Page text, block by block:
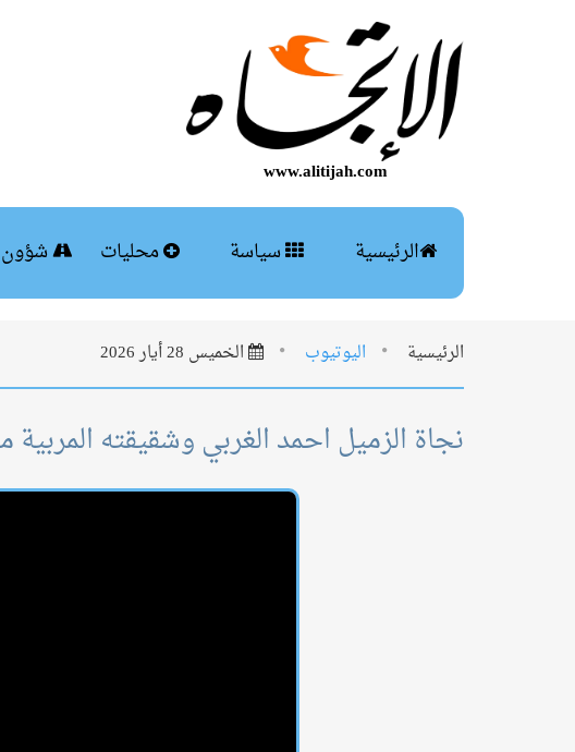
www.alitijah.com
الرئيسية سياسة محليات شؤون
الرئيسية اليوتيوب الخميس 28 أيار 2026
نجاة الزميل احمد الغربي وشقيقته